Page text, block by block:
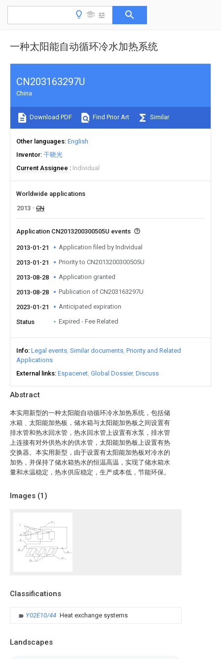
一种太阳能自动循环冷水加热系统
Abstract
本实用新型的一种太阳能自动循环冷水加热系统，包括储
水箱﹑太阳能加热板，储水箱与太阳能加热板之间设置有
排水管和热水回水管，热水回水管上设置有水泵，排水管
上连接有对外供热水的供水管，太阳能加热板上设置有热
交换器。本实用新型，由于设置有太阳能加热板对冷水的
加热，并保持了储水箱热水的恒温高温，实现了储水箱水
量和水温稳定，热水供应稳定，生产成本低，节能环保。
Images (1)
Classifications
Y02E10/44 Heat exchange systems
Landscapes
CN203163297U
China
Download PDF Find Prior Art Similar
Other languages English
Inventor 干晓光
Current Assignee
Individual
Worldwide applications
2013
CN
Application CN2013200300505U events
2013-01-21 Application filed by Individual
2013-01-21 Priority to CN2013200300505U
2013-08-28 Application granted
2013-08-28 Publication of CN203163297U
2023-01-21 Anticipated expiration
Status Expired - Fee Related
Info Legal events Similar documents Priority and Related
Applications
External links Espacenet Global Dossier Discuss